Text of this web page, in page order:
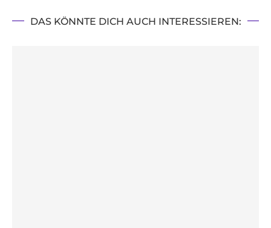
DAS KÖNNTE DICH AUCH INTERESSIEREN: